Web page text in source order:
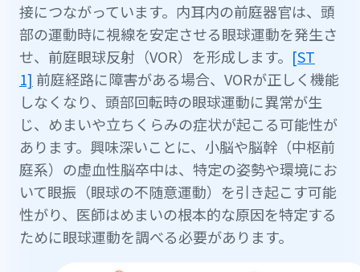
接につながっています。内耳内の前庭器官は、頭
部の運動時に視線を安定させる眼球運動を発生さ
せ、前庭眼球反射（VOR）を形成します。 [ST
1] 前庭経路に障害がある場合、VORが正しく機能
しなくなり、頭部回転時の眼球運動に異常が生
じ、めまいや立ちくらみの症状が起こる可能性が
あります。興味深いことに、小脳や脳幹（中枢前
庭系）の虚血性脳卒中は、特定の姿勢や環境にお
いて眼振（眼球の不随意運動）を引き起こす可能
性がり、医師はめまいの根本的な原因を特定する
ために眼球運動を調べる必要があります。